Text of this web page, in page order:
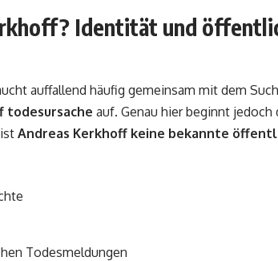
Identität und
auffallend häufig gemeinsam mit dem
todesursache auf. Genau hier beginnt jedoch
Andreas Kerkhoff keine bekannte
Todesmeldungen